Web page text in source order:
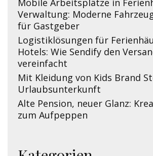
Verwaltung: Moderne
für Gastgeber
Logistiklösungen für
Hotels: Wie Sendify den
vereinfacht
Mit Kleidung von Kids Brand
Urlaubsunterkunft
Alte Pension, neuer Glanz:
zum Aufpeppen